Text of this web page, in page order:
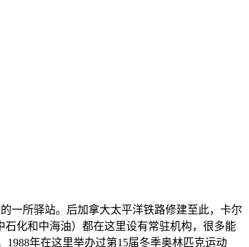
一所驿站。后加拿大太平洋铁路修建至此，卡尔
化和中海油）都在这里设有常驻机构，很多能
年在这里举办过第15届冬季奥林匹克运动